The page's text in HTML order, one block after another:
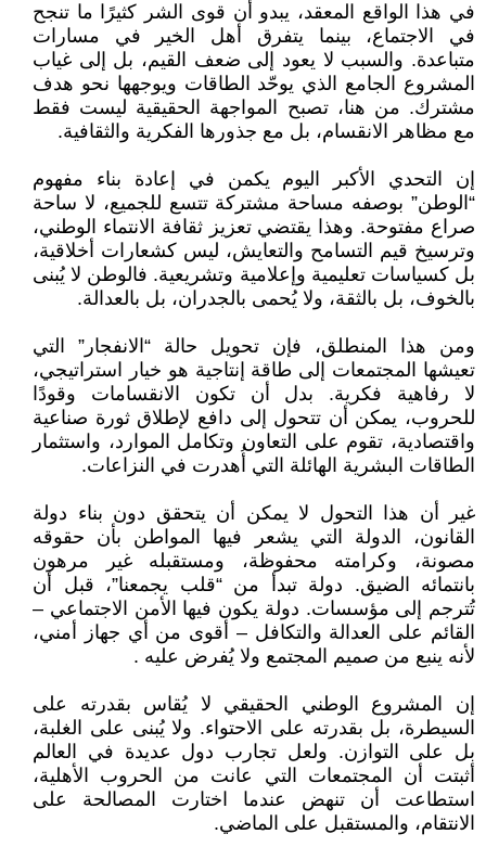
في هذا الواقع المعقد، يبدو أن قوى الشر كثيرًا ما تنجح
في الاجتماع، بينما يتفرق أهل الخير في مسارات
متباعدة. والسبب لا يعود إلى ضعف القيم، بل إلى غياب
المشروع الجامع الذي يوحّد الطاقات ويوجهها نحو هدف
مشترك. من هنا، تصبح المواجهة الحقيقية ليست فقط
مع مظاهر الانقسام، بل مع جذورها الفكرية والثقافية.
إن التحدي الأكبر اليوم يكمن في إعادة بناء مفهوم
“الوطن” بوصفه مساحة مشتركة تتسع للجميع، لا ساحة
صراع مفتوحة. وهذا يقتضي تعزيز ثقافة الانتماء الوطني،
وترسيخ قيم التسامح والتعايش، ليس كشعارات أخلاقية،
بل كسياسات تعليمية وإعلامية وتشريعية. فالوطن لا يُبنى
بالخوف، بل بالثقة، ولا يُحمى بالجدران، بل بالعدالة.
ومن هذا المنطلق، فإن تحويل حالة “الانفجار” التي
تعيشها المجتمعات إلى طاقة إنتاجية هو خيار استراتيجي،
لا رفاهية فكرية. بدل أن تكون الانقسامات وقودًا
للحروب، يمكن أن تتحول إلى دافع لإطلاق ثورة صناعية
واقتصادية، تقوم على التعاون وتكامل الموارد، واستثمار
الطاقات البشرية الهائلة التي أُهدرت في النزاعات.
غير أن هذا التحول لا يمكن أن يتحقق دون بناء دولة
القانون، الدولة التي يشعر فيها المواطن بأن حقوقه
مصونة، وكرامته محفوظة، ومستقبله غير مرهون
بانتمائه الضيق. دولة تبدأ من “قلب يجمعنا”، قبل أن
تُترجم إلى مؤسسات. دولة يكون فيها الأمن الاجتماعي –
القائم على العدالة والتكافل – أقوى من أي جهاز أمني،
لأنه ينبع من صميم المجتمع ولا يُفرض عليه .
إن المشروع الوطني الحقيقي لا يُقاس بقدرته على
السيطرة، بل بقدرته على الاحتواء. ولا يُبنى على الغلبة،
بل على التوازن. ولعل تجارب دول عديدة في العالم
أثبتت أن المجتمعات التي عانت من الحروب الأهلية،
استطاعت أن تنهض عندما اختارت المصالحة على
الانتقام، والمستقبل على الماضي.